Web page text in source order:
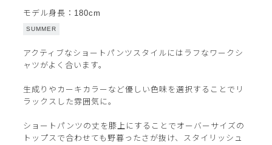
モデル身長：180cm
SUMMER
アクティブなショートパンツスタイルにはラフなワークシ
ャツがよく合います。
生成りやカーキカラーなど優しい色味を選択することでリ
ラックスした雰囲気に。
ショートパンツの丈を膝上にすることでオーバーサイズの
トップスで合わせても野暮ったさが抜け、スタイリッシュ